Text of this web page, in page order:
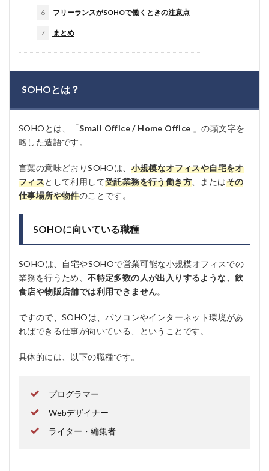
6 フリーランスがSOHOで働くときの注意点
7 まとめ
SOHOとは？
SOHOとは、「Small Office / Home Office 」の頭文字を
略した造語です。
言葉の意味どおりSOHOは、 小規模なオフィスや自宅をオ
フィスとして利用して受託業務を行う働き方 、またはその
仕事場所や物件のことです。
SOHOに向いている職種
SOHOは、自宅やSOHOで営業可能な小規模オフィスでの
業務を行うため、不特定多数の人が出入りするような、飲
食店や物販店舗では利用できません。
ですので、SOHOは、パソコンやインターネット環境があ
ればできる仕事が向いている、ということです。
具体的には、以下の職種です。
プログラマー
Webデザイナー
ライター・編集者